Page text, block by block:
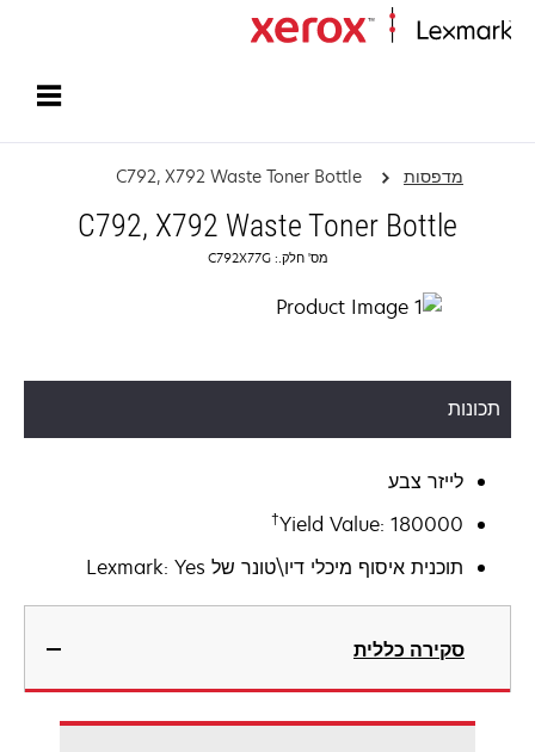
מדפסות C792, X792 Waste Toner Bottle
C792, X792 Waste Toner Bottle
מס' חלק.: C792X77G
תכונות
לייזר צבע
Yield Value: 180000
†
תוכנית איסוף מיכלי דיו\טונר של Lexmark: Yes
סקירה כללית